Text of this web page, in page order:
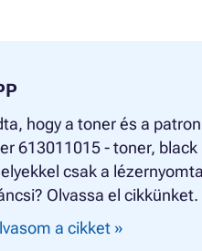
hogy a toner és a
613011015 - toner,
csak a
Olvassa el cikkünket.
a cikket »